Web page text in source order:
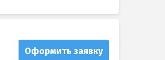
Оформить заявку